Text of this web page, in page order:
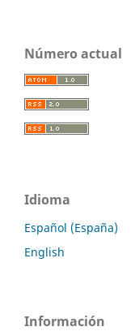
Número actual
Idioma
Español (España)
English
Información